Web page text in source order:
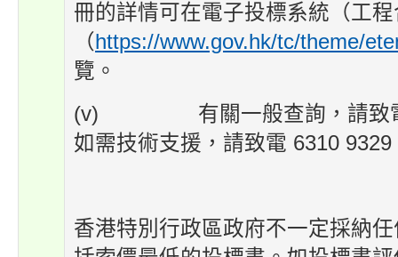
冊的詳情可在電子投標系統（工
（https://www.gov.hk/tc/theme/
覽。
(v) 有關一般查詢，請致電
如需技術支援，請致電 6310 9329
香港特別行政區政府不一定採納